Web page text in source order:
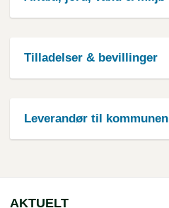
Tilladelser & bevillinger
Leverandør til kommunen
AKTUELT